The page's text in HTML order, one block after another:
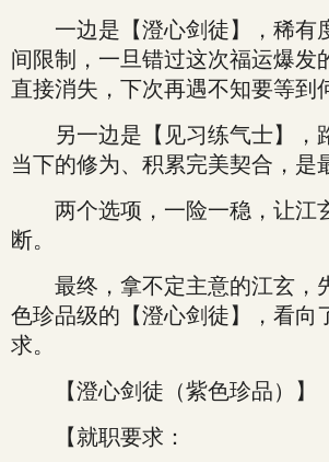
一边是【澄心剑徒】，稀有
间限制，一旦错过这次福运爆发
直接消失，下次再遇不知要等到
另一边是【见习练气士】，
当下的修为、积累完美契合，是
两个选项，一险一稳，让江
断。
最终，拿不定主意的江玄，
色珍品级的【澄心剑徒】，看向
求。
【澄心剑徒（紫色珍品）】
【就职要求：